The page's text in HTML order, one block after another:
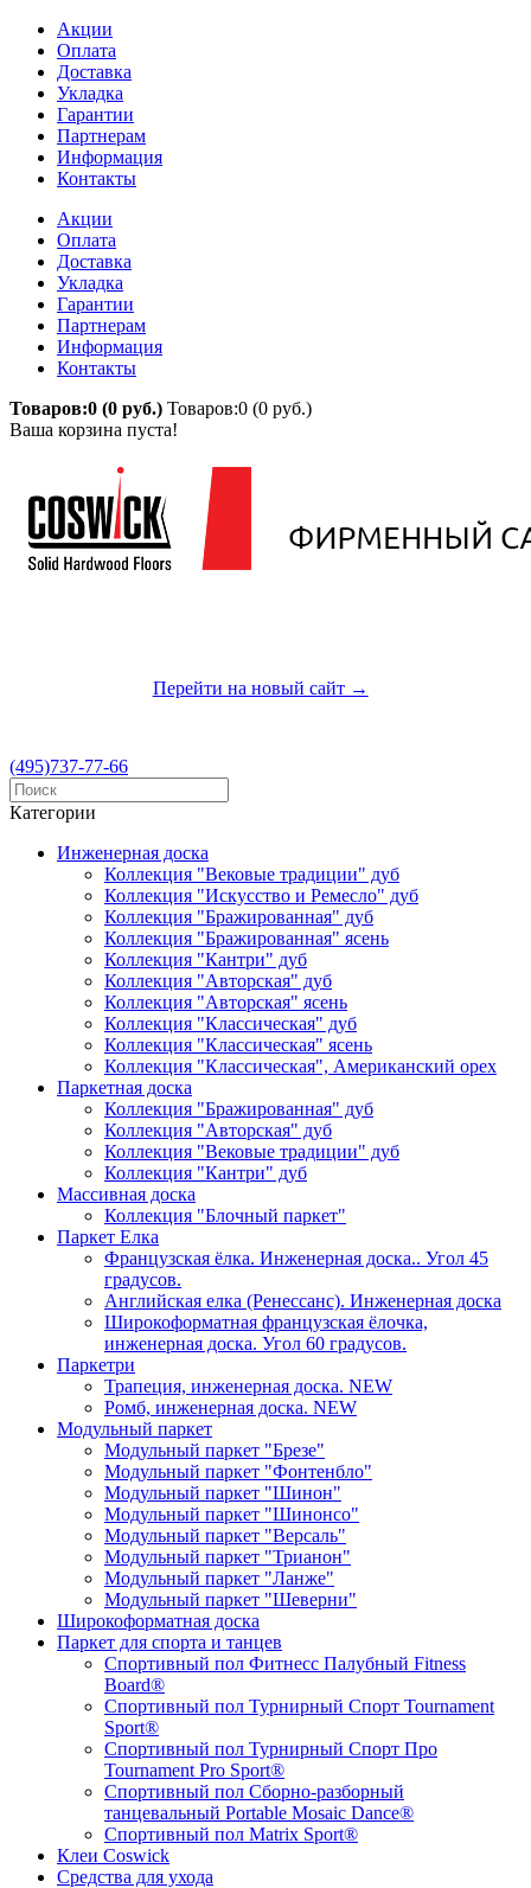
Акции
Оплата
Доставка
Укладка
Гарантии
Партнерам
Информация
Контакты
Акции
Оплата
Доставка
Укладка
Гарантии
Партнерам
Информация
Контакты
Товаров:0 (0 руб.) Товаров:0 (0 руб.)
Ваша корзина пуста!
Перейти на новый сайт →
(495)737-77-66
Категории
Инженерная доска
Коллекция "Вековые традиции" дуб
Коллекция "Искусство и Ремесло" дуб
Коллекция "Бражированная" дуб
Коллекция "Бражированная" ясень
Коллекция "Кантри" дуб
Коллекция "Авторская" дуб
Коллекция "Авторская" ясень
Коллекция "Классическая" дуб
Коллекция "Классическая" ясень
Коллекция "Классическая", Американский орех
Паркетная доска
Коллекция "Бражированная" дуб
Коллекция "Авторская" дуб
Коллекция "Вековые традиции" дуб
Коллекция "Кантри" дуб
Массивная доска
Коллекция "Блочный паркет"
Паркет Елка
Французская ёлка. Инженерная доска.. Угол 45
градусов.
Английская елка (Ренессанс). Инженерная доска
Широкоформатная французская ёлочка,
инженерная доска. Угол 60 градусов.
Паркетри
Трапеция, инженерная доска. NEW
Ромб, инженерная доска. NEW
Модульный паркет
Модульный паркет "Брезе"
Модульный паркет "Фонтенбло"
Модульный паркет "Шинон"
Модульный паркет "Шинонсо"
Модульный паркет "Версаль"
Модульный паркет "Трианон"
Модульный паркет "Ланже"
Модульный паркет "Шеверни"
Широкоформатная доска
Паркет для спорта и танцев
Спортивный пол Фитнесс Палубный Fitness
Board®
Спортивный пол Турнирный Спорт Tournament
Sport®
Спортивный пол Турнирный Спорт Про
Tournament Pro Sport®
Спортивный пол Сборно-разборный
танцевальный Portable Mosaic Dance®
Спортивный пол Matrix Sport®
Клеи Coswick
Средства для ухода